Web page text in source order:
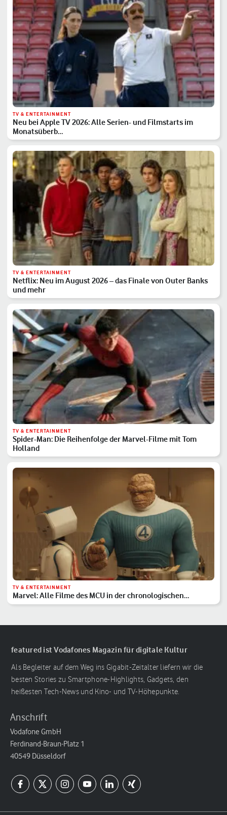
TV & ENTERTAINMENT
Neu bei Apple TV 2026: Alle Serien- und Filmstarts im
Monatsüberb…
TV & ENTERTAINMENT
Netflix: Neu im August 2026 – das Finale von Outer Banks
und mehr
TV & ENTERTAINMENT
Spider-Man: Die Reihenfolge der Marvel-Filme mit Tom
Holland
TV & ENTERTAINMENT
Marvel: Alle Filme des MCU in der chronologischen
Reihenfolge
featured ist Vodafones Magazin für digitale Kultur
Als Begleiter auf dem Weg ins Gigabit-Zeitalter liefern wir die
besten Stories zu Smartphone-Highlights, Gadgets, den
heißesten Tech-News und Kino- und TV-Höhepunkte.
Anschrift
Vodafone GmbH
Ferdinand-Braun-Platz 1
40549 Düsseldorf